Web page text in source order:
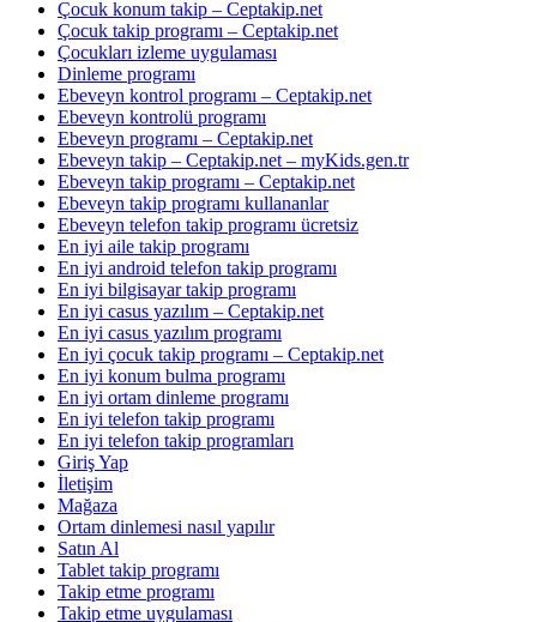
Çocuk konum takip – Ceptakip.net
Çocuk takip programı – Ceptakip.net
Çocukları izleme uygulaması
Dinleme programı
Ebeveyn kontrol programı – Ceptakip.net
Ebeveyn kontrolü programı
Ebeveyn programı – Ceptakip.net
Ebeveyn takip – Ceptakip.net – myKids.gen.tr
Ebeveyn takip programı – Ceptakip.net
Ebeveyn takip programı kullananlar
Ebeveyn telefon takip programı ücretsiz
En iyi aile takip programı
En iyi android telefon takip programı
En iyi bilgisayar takip programı
En iyi casus yazılım – Ceptakip.net
En iyi casus yazılım programı
En iyi çocuk takip programı – Ceptakip.net
En iyi konum bulma programı
En iyi ortam dinleme programı
En iyi telefon takip programı
En iyi telefon takip programları
Giriş Yap
İletişim
Mağaza
Ortam dinlemesi nasıl yapılır
Satın Al
Tablet takip programı
Takip etme programı
Takip etme uygulaması